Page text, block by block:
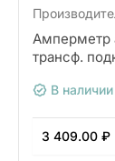
Амперметр
трансф.
В наличии
3 409.00 ₽